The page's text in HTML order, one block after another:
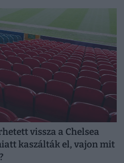
vissza a Chelsea
kaszálták el, vajon mit